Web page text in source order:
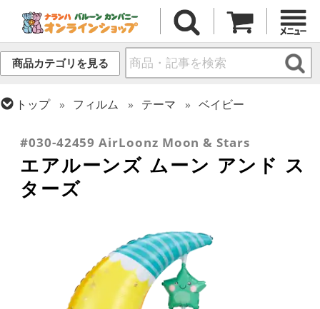
商品カテゴリを見る
トップ フィルム テーマ
ベイビー
エアー・スタンディング(空気自立型) バルーン
#030-42459 AirLoonz Moon & Stars
エアルーンズ ムーン アンド ス
ターズ